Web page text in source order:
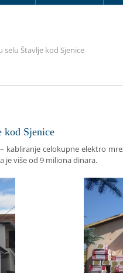
Štavlje kod Sjenice
kod Sjenice
kabliranje celokupne elektro
je više od 9 miliona dinara.